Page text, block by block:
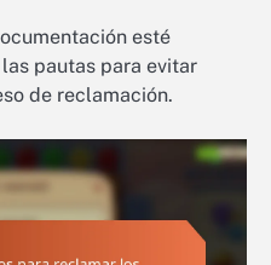
esté
pautas para evitar
de reclamación.